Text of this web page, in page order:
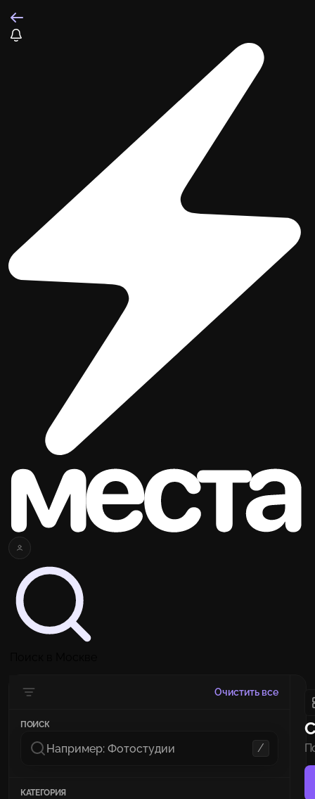
Очистить все
ПОИСК
/
КАТЕГОРИЯ